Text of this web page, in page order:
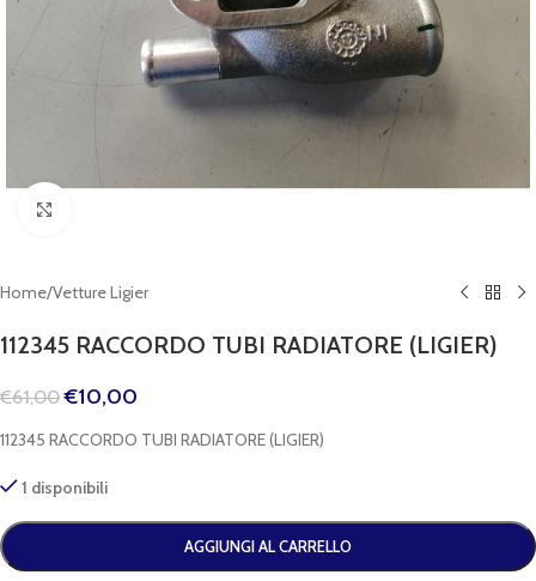
Home/Vetture Ligier
112345 RACCORDO TUBI RADIATORE (LIGIER)
€61,00 €10,00
112345 RACCORDO TUBI RADIATORE (LIGIER)
1 disponibili
AGGIUNGI AL CARRELLO